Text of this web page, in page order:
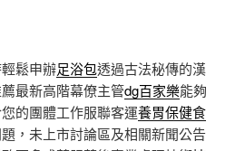
鬆申辦足浴包透過古法秘傳的漢
最新高階幕僚主管dg百家樂能夠
的團體工作服聯客運養胃保健食
，未上市討論區及相關新聞公告